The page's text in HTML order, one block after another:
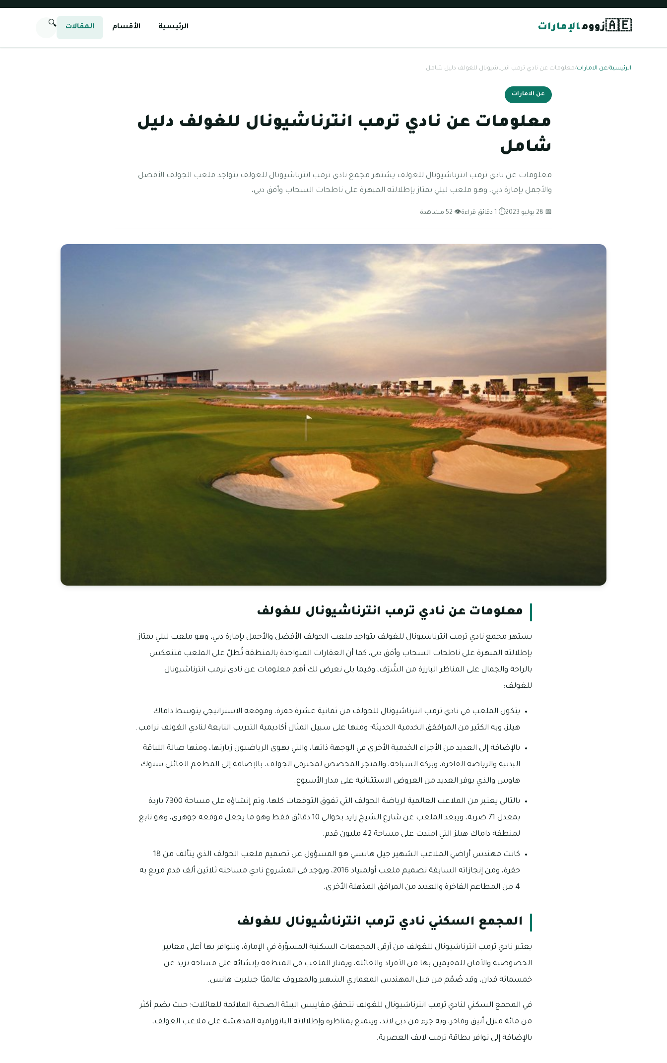
🇦🇪زوومالإمارات الرئيسية الأقسام المقالات 🔍
الرئيسية/عن الامارات/معلومات عن نادي ترمب انترناشيونال للغولف دليل شامل
عن الامارات
معلومات عن نادي ترمب انترناشيونال للغولف دليل
شامل
معلومات عن نادي ترمب انترناشيونال للغولف يشتهر مجمع نادي ترمب انترناشيونال للغولف بتواجد ملعب الجولف الأفضل
والأجمل بإمارة دبي، وهو ملعب ليلي يمتاز بإطلالته المبهرة على ناطحات السحاب وأفق دبي،
📅 28 يوليو 2023 ⏱ 1 دقائق قراءة 👁 52 مشاهدة
معلومات عن نادي ترمب انترناشيونال للغولف
يشتهر مجمع نادي ترمب انترناشيونال للغولف بتواجد ملعب الجولف الأفضل والأجمل بإمارة دبي، وهو ملعب ليلي يمتاز
بإطلالته المبهرة على ناطحات السحاب وأفق دبي، كما أن العقارات المتواجدة بالمنطقة تُطلّ على الملعب فتنعكس
بالراحة والجمال على المناظر البارزة من الشُرَف، وفيما يلي نعرض لك أهم معلومات عن نادي ترمب انترناشيونال
للغولف:
يتكون الملعب في نادي ترمب انترناشيونال للجولف من ثمانية عشرة حفرة، وموقعه الاستراتيجي يتوسط داماك
هيلز، وبه الكثير من المرافقق الخدمية الحديثة؛ ومنها على سبيل المثال أكاديمية التدريب التابعة لنادي الغولف ترامب.
بالإضافة إلى العديد من الأجزاء الخدمية الأخرى في الوجهة ذاتها، والتي يهوى الرياضيون زيارتها، ومنها صالة اللياقة
البدنية والرياضة الفاخرة، وبركة السباحة، والمتجر المخصص لمحترفي الجولف، بالإضافة إلى المطعم العائلي ستوك
هاوس والذي يوفر العديد من العروض الاستثنائية على مدار الأسبوع.
بالتالي يعتبر من الملاعب العالمية لرياضة الجولف التي تفوق التوقعات كلها، وتم إنشاؤه على مساحة 7300 ياردة
بمعدل 71 ضربة، ويبعد الملعب عن شارع الشيخ زايد بحوالي 10 دقائق فقط وهو ما يجعل موقعه جوهري، وهو تابع
لمنطقة داماك هيلز التي امتدت على مساحة 42 مليون قدم.
كانت مهندس أراضي الملاعب الشهير جيل هانسي هو المسؤول عن تصميم ملعب الجولف الذي يتألف من 18
حفرة، ومن إنجازاته السابقة تصميم ملعب أولمبياد 2016، ويوجد في المشروع نادي مساحته ثلاثين ألف قدم مربع به
4 من المطاعم الفاخرة والعديد من المرافق المذهلة الأخرى.
المجمع السكني نادي ترمب انترناشيونال للغولف
يعتبر نادي ترمب انترناشيونال للغولف من أرقى المجمعات السكنية المسوّرة في الإمارة، وتتوافر بها أعلى معايير
الخصوصية والأمان للمقيمين بها من الأفراد والعائلة، ويمتاز الملعب في المنطقة بإنشائه على مساحة تزيد عن
خمسمائة فدان، وقد صُمّم من قبل المهندس المعماري الشهير والمعروف عالميًا جيلبرت هانس.
في المجمع السكني لنادي ترمب انترناشيونال للغولف تتحقق مقاييس البيئة الصحية الملائمة للعائلات؛ حيث يضم أكثر
من مائة منزل أنيق وفاخر، وبه جزء من دبي لاند، ويتمتع بمناظره وإطلالاته البانورامية المدهشة على ملاعب الغولف،
بالإضافة إلى توافر بطاقة ترمب لايف العصرية.